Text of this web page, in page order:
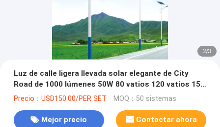
2/3
Luz de calle ligera llevada solar elegante de City
Road de 1000 lúmenes 50W 80 vatios 120 vatios 150
vatios
Precio：USD150.00/PER SET MOQ：50 sistemas
Mejor precio Contactar ahora